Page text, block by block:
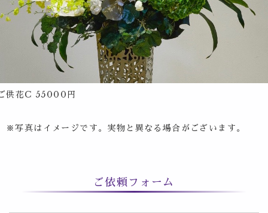
供花C 55000円
※写真はイメージです。実物と異なる場合がございます。
ご依頼フォーム